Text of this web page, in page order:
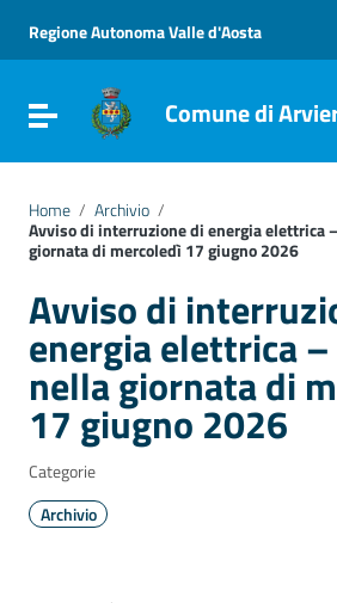
Vai al menu di navigazione
Vai al footer
Regione Autonoma Valle d'Aosta
Attiva / disattiva la navigazione
Comune di
Home / Archivio /
Avviso di interruzione di energia elettrica
giornata di mercoledì 17 giugno 2026
Avviso di
energia elettrica –
nella giornata di
17 giugno 2026
Categorie
Archivio